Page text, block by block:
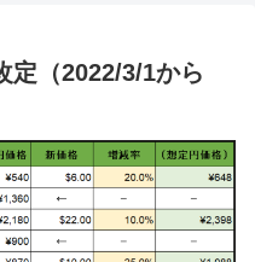
（2022/3/1から